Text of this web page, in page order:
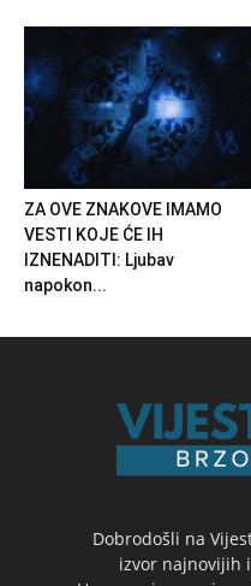
ZA OVE ZNAKOVE IMAMO
VESTI KOJE ĆE IH
IZNENADITI: Ljubav
napokon...
Dobrodošli na
izvor najnovijih